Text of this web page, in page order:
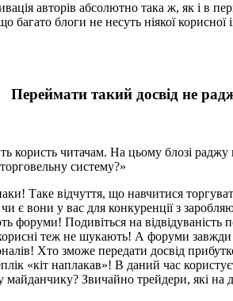
авторів абсолютно така ж, як і в
блоги не несуть ніякої корисної
Переймати такий досвід не
користь читачам. На цьому блозі
систему?»
Таке відчуття, що навчитися
є вони у вас для конкуренції з
форуми! Подивіться на
теж не шукають! А форуми
Хто зможе передати досвід
«кіт наплакав»! В даний час
Звичайно трейдери, які